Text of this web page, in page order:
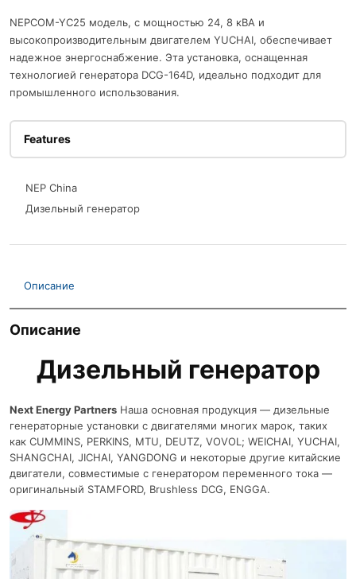
NEPCOM-YC25 модель, с мощностью 24, 8 кВА и
высокопроизводительным двигателем YUCHAI, обеспечивает
надежное энергоснабжение. Эта установка, оснащенная
технологией генератора DCG-164D, идеально подходит для
промышленного использования.
Features
NEP China
Дизельный генератор
Описание
Описание
Дизельный генератор
Next Energy Partners Наша основная продукция — дизельные
генераторные установки с двигателями многих марок, таких
как CUMMINS, PERKINS, MTU, DEUTZ, VOVOL; WEICHAI, YUCHAI,
SHANGCHAI, JICHAI, YANGDONG и некоторые другие китайские
двигатели, совместимые с генератором переменного тока —
оригинальный STAMFORD, Brushless DCG, ENGGA.